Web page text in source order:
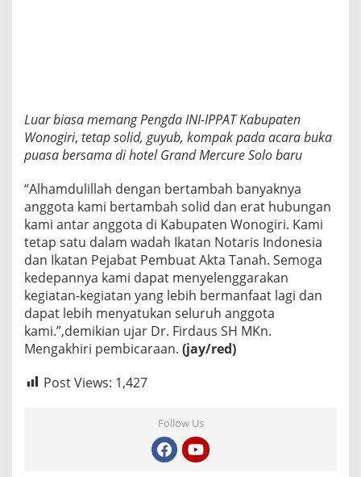
Luar biasa memang Pengda INI-IPPAT Kabupaten
Wonogiri, tetap solid, guyub, kompak pada acara buka
puasa bersama di hotel Grand Mercure Solo baru
“Alhamdulillah dengan bertambah banyaknya
anggota kami bertambah solid dan erat hubungan
kami antar anggota di Kabupaten Wonogiri. Kami
tetap satu dalam wadah Ikatan Notaris Indonesia
dan Ikatan Pejabat Pembuat Akta Tanah. Semoga
kedepannya kami dapat menyelenggarakan
kegiatan-kegiatan yang lebih bermanfaat lagi dan
dapat lebih menyatukan seluruh anggota
kami.”,demikian ujar Dr. Firdaus SH MKn.
Mengakhiri pembicaraan. (jay/red)
Post Views: 1,427
Follow Us